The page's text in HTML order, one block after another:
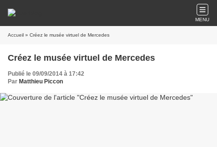
MENU
Accueil » Créez le musée virtuel de Mercedes
Créez le musée virtuel de Mercedes
Publié le 09/09/2014 à 17:42
Par Matthieu Piccon